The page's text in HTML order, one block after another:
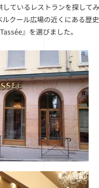
しているレストランを探して
ルクール広場の近くにある歴
』を選びました。